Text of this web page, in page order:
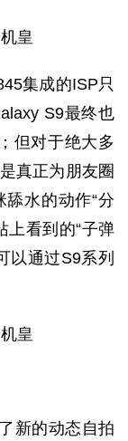
集成的ISP只
S9最终也
但对于绝大多
真正为朋友圈
水的动作“分
上看到的“子弹
以通过S9系列
新的动态自拍